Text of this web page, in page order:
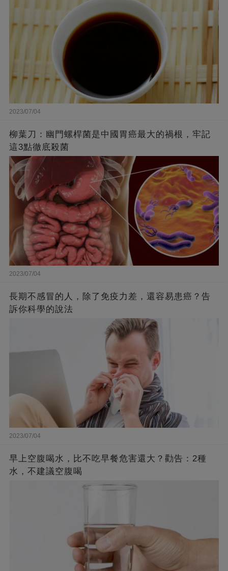
2023/07/04
柳葉刀：幽門螺桿菌是中國胃癌最大的禍根，牢記
這3點徹底殺菌
2023/07/04
長期不感冒的人，除了免疫力差，還容易患癌？告
訴你科學的說法
2023/07/04
早上空腹喝水，比不吃早餐危害還大？勸告：2種
水，不建議空腹喝